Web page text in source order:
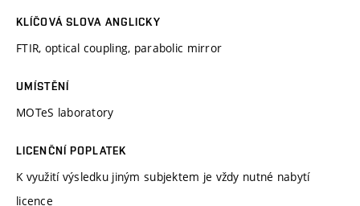
KLÍČOVÁ SLOVA ANGLICKY
FTIR, optical coupling, parabolic mirror
UMÍSTĚNÍ
MOTeS laboratory
LICENČNÍ POPLATEK
K využití výsledku jiným subjektem je vždy nutné nabytí
licence